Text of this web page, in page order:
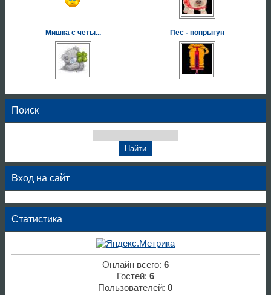
Мишка с четы... Пес - попрыгун
Поиск
Вход на сайт
Статистика
Онлайн всего: 6
Гостей: 6
Пользователей:0